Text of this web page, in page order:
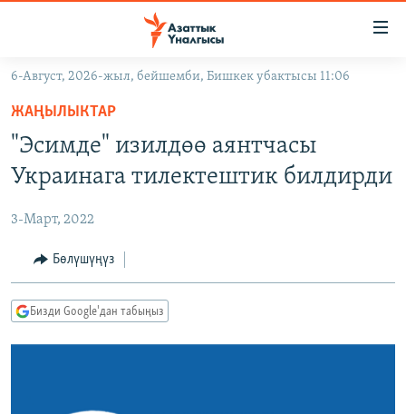
Навигацияга
өтүңүз
Издөөгө
салыңыз
КЫРГЫЗСТАН
ЭКОНОМИКА
МАДАНИЯТ
БОРБОР АЗИЯ
УКРАИНА
АТАЙЫН ИЛИКТӨӨ
ТВ ПРОГРАММАЛАР
ЭКСПЕРТТЕР ТАЛДАЙТ
ӨЗГӨЧӨ ПИКИР
6-Август, 2026-жыл, бейшемби, Бишкек убактысы 11:06
ЖАҢЫЛЫКТАР
"Эсимде" изилдөө аянтчасы
Украинага тилектештик билдирди
3-Март, 2022
Бөлүшүңүз
Бизди Google'дан табыңыз